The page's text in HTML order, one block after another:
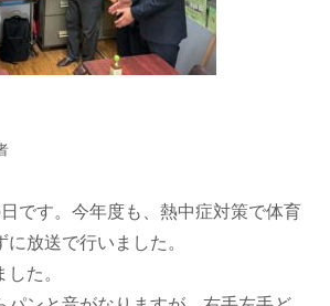
です。今年度も、熱中症対策で体育
放送で行いました。
た。